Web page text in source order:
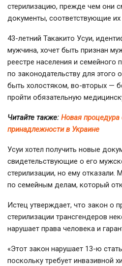
стерилизацию, прежде чем они
документы, соответствующие их
43-летний Такакито Усуи,
мужчина, хочет быть признан
реестре населения и
по законодательству для этого
быть холостяком, во-вторых —
пройти обязательную
Читайте также: Новая
принадлежности в Украине
Усуи хотел получить новые
свидетельствующие о его
стерилизации, но ему отказали.
по семейным делам, который
Истец утверждает, что закон о
стерилизации трансгендеров
нарушает права человека и
«Этот закон нарушает 13-ю
поскольку требует инвазивной